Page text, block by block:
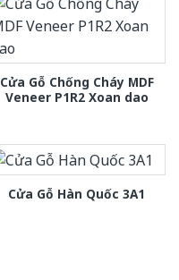
Cửa Gỗ Chống Cháy MDF
Veneer P1R2 Xoan dao
Cửa Gỗ Hàn Quốc 3A1